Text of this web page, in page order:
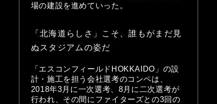
場の建設を進めていった。
「北海道らしさ」こそ、誰もがまだ見
ぬスタジアムの姿だ
「エスコンフィールドHOKKAIDO」の設
計・施工を担う会社選考のコンペは、
2018年3月に一次選考、8月に二次選考が
行われ、その間にファイターズとの3回の